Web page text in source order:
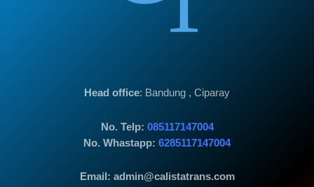
Head office: Bandung , Ciparay
No. Telp: 085117147004
No. Whastapp: 6285117147004
Email: admin@calistatrans.com